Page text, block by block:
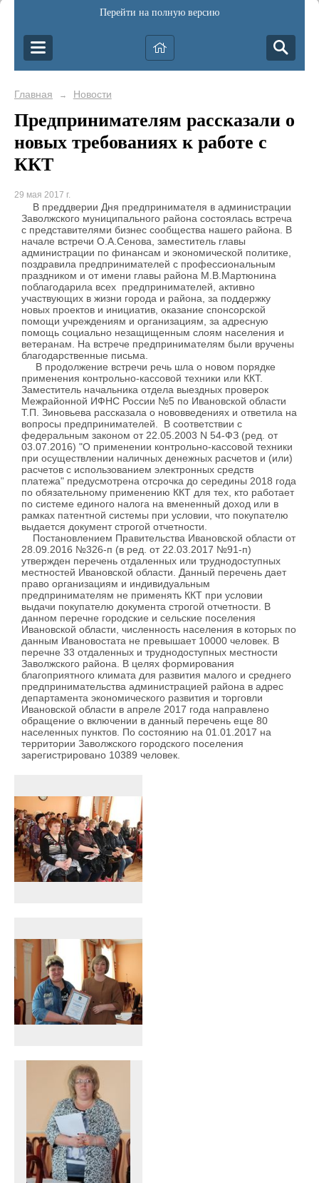
Перейти на полную версию
Главная → Новости
Предпринимателям рассказали о
новых требованиях к работе с
ККТ
29 мая 2017 г.
В преддверии Дня предпринимателя в администрации
Заволжского муниципального района состоялась встреча
с представителями бизнес сообщества нашего района. В
начале встречи О.А.Сенова, заместитель главы
администрации по финансам и экономической политике,
поздравила предпринимателей с профессиональным
праздником и от имени главы района М.В.Мартюнина
поблагодарила всех предпринимателей, активно
участвующих в жизни города и района, за поддержку
новых проектов и инициатив, оказание спонсорской
помощи учреждениям и организациям, за адресную
помощь социально незащищенным слоям населения и
ветеранам. На встрече предпринимателям были вручены
благодарственные письма.
В продолжение встречи речь шла о новом порядке
применения контрольно-кассовой техники или ККТ.
Заместитель начальника отдела выездных проверок
Межрайонной ИФНС России №5 по Ивановской области
Т.П. Зиновьева рассказала о нововведениях и ответила на
вопросы предпринимателей. В соответствии с
федеральным законом от 22.05.2003 N 54-ФЗ (ред. от
03.07.2016) "О применении контрольно-кассовой техники
при осуществлении наличных денежных расчетов и (или)
расчетов с использованием электронных средств
платежа" предусмотрена отсрочка до середины 2018 года
по обязательному применению ККТ для тех, кто работает
по системе единого налога на вмененный доход или в
рамках патентной системы при условии, что покупателю
выдается документ строгой отчетности.
Постановлением Правительства Ивановской области от
28.09.2016 №326-п (в ред. от 22.03.2017 №91-п)
утвержден перечень отдаленных или труднодоступных
местностей Ивановской области. Данный перечень дает
право организациям и индивидуальным
предпринимателям не применять ККТ при условии
выдачи покупателю документа строгой отчетности. В
данном перечне городские и сельские поселения
Ивановской области, численность населения в которых по
данным Ивановостата не превышает 10000 человек. В
перечне 33 отдаленных и труднодоступных местности
Заволжского района. В целях формирования
благоприятного климата для развития малого и среднего
предпринимательства администрацией района в адрес
департамента экономического развития и торговли
Ивановской области в апреле 2017 года направлено
обращение о включении в данный перечень еще 80
населенных пунктов. По состоянию на 01.01.2017 на
территории Заволжского городского поселения
зарегистрировано 10389 человек.